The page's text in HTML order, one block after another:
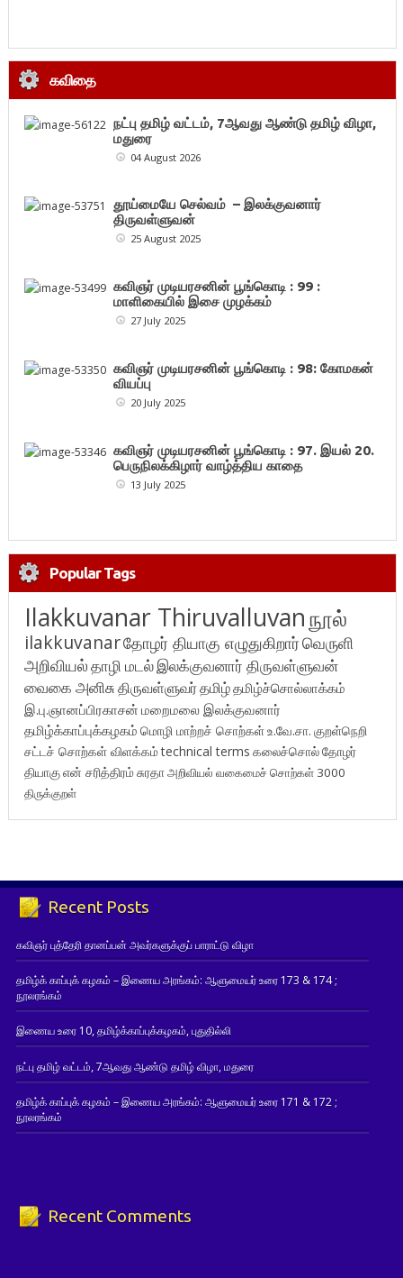
கவிதை
நட்பு தமிழ் வட்டம், 7ஆவது ஆண்டு தமிழ் விழா,
மதுரை
04 August 2026
தூய்மையே செல்வம் – இலக்குவனார்
திருவள்ளுவன்
25 August 2025
கவிஞர் முடியரசனின் பூங்கொடி : 99 :
மாளிகையில் இசை முழக்கம்
27 July 2025
கவிஞர் முடியரசனின் பூங்கொடி : 98: கோமகன்
வியப்பு
20 July 2025
கவிஞர் முடியரசனின் பூங்கொடி : 97. இயல் 20.
பெருநிலக்கிழார் வாழ்த்திய காதை
13 July 2025
Popular Tags
Ilakkuvanar Thiruvalluvanநூல்
ilakkuvanarதோழர் தியாகு எழுதுகிறார்வெருளி
அறிவியல்தாழி மடல்இலக்குவனார் திருவள்ளுவன்
வைகை அனிசுதிருவள்ளுவர்தமிழ்தமிழ்ச்சொல்லாக்கம்
இ.பு.ஞானப்பிரகாசன் மறைமலை இலக்குவனார்
தமிழ்க்காப்புக்கழகம் மொழி மாற்றச் சொற்கள்உ.வே.சா. குறள்நெறி
சட்டச் சொற்கள் விளக்கம்technical terms கலைச்சொல்தோழர்
தியாகுஎன் சரித்திரம்சுரதாஅறிவியல் வகைமைச் சொற்கள் 3000
திருக்குறள்
Recent Posts
கவிஞர் புத்தேரி தானப்பன் அவர்களுக்குப் பாராட்டு விழா
தமிழ்க் காப்புக் கழகம் – இணைய அரங்கம்: ஆளுமையர் உரை 173 & 174 ;
நூலரங்கம்
இணைய உரை 10, தமிழ்க்காப்புக்கழகம், புதுதில்லி
நட்பு தமிழ் வட்டம், 7ஆவது ஆண்டு தமிழ் விழா, மதுரை
தமிழ்க் காப்புக் கழகம் – இணைய அரங்கம்: ஆளுமையர் உரை 171 & 172 ;
நூலரங்கம்
Recent Comments